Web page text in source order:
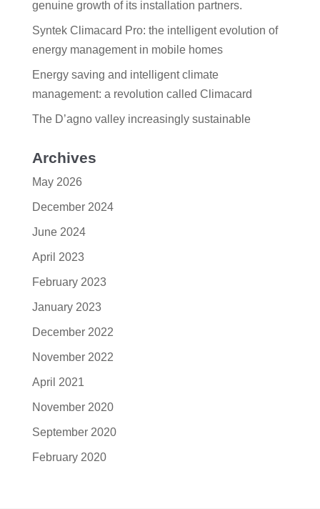
genuine growth of its installation partners.
Syntek Climacard Pro: the intelligent evolution of
energy management in mobile homes
Energy saving and intelligent climate
management: a revolution called Climacard
The D’agno valley increasingly sustainable
Archives
May 2026
December 2024
June 2024
April 2023
February 2023
January 2023
December 2022
November 2022
April 2021
November 2020
September 2020
February 2020